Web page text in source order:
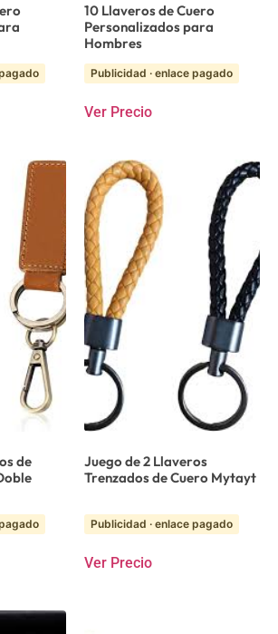
10 Llaveros de Cuero
Personalizados para
Hombres
Publicidad · enlace pagado
Ver Precio
de
Juego de 2 Llaveros
Trenzados de Cuero Mytayt
Publicidad · enlace pagado
Ver Precio